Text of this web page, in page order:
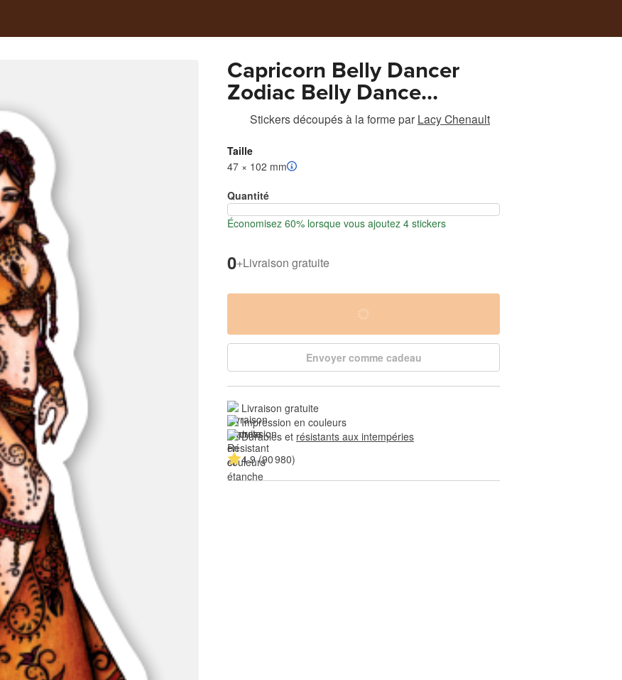
Capricorn Belly Dancer
Zodiac Belly Dance
Goddess
Stickers découpés à la forme par Lacy Chenault
Taille
47 × 102 mm
Quantité
Économisez 60% lorsque vous ajoutez 4 stickers
0+Livraison gratuite
Envoyer comme cadeau
Livraison gratuite
Impression en couleurs
Durables et résistants aux intempéries
4.9 (90 980)